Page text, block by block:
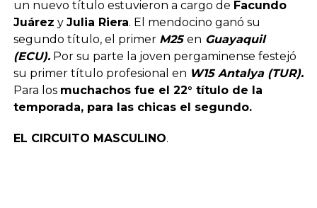
un nuevo título estuvieron a cargo de Facundo
Juárez y Julia Riera. El mendocino ganó su
segundo título, el primer M25 en Guayaquil
(ECU).Por su parte la joven pergaminense festejó
su primer título profesional en W15 Antalya (TUR).
Para los muchachos fue el 22° título de la
temporada, para las chicas el segundo.
EL CIRCUITO MASCULINO.